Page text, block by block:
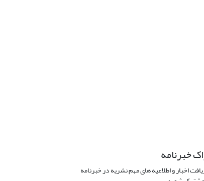
خبرنامه
اخبار و اطلاعیه های مهم نشریه در خبرنامه